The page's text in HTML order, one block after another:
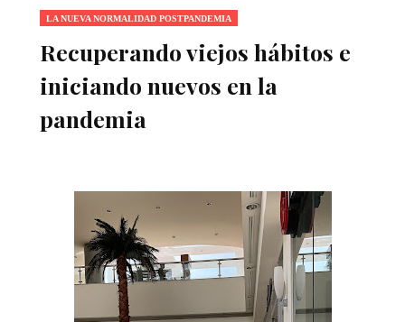
LA NUEVA NORMALIDAD POSTPANDEMIA
Recuperando viejos hábitos e
iniciando nuevos en la
pandemia